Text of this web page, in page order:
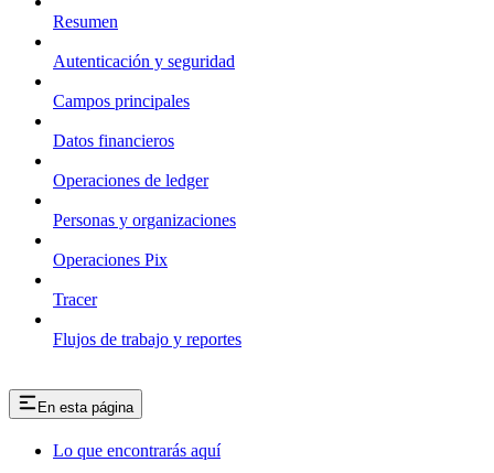
Resumen
Autenticación y seguridad
Campos principales
Datos financieros
Operaciones de ledger
Personas y organizaciones
Operaciones Pix
Tracer
Flujos de trabajo y reportes
En esta página
Lo que encontrarás aquí